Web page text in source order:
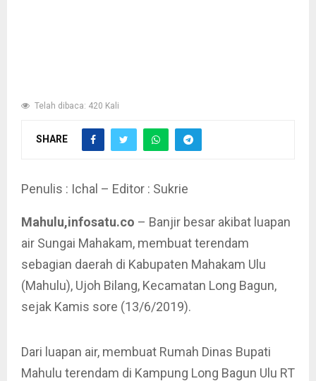
Telah dibaca: 420 Kali
SHARE
Penulis : Ichal – Editor : Sukrie
Mahulu,infosatu.co – Banjir besar akibat luapan
air Sungai Mahakam, membuat terendam
sebagian daerah di Kabupaten Mahakam Ulu
(Mahulu), Ujoh Bilang, Kecamatan Long Bagun,
sejak Kamis sore (13/6/2019).
Dari luapan air, membuat Rumah Dinas Bupati
Mahulu terendam di Kampung Long Bagun Ulu RT